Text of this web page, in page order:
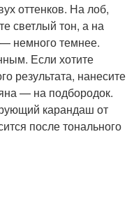
оттенков. На лоб,
светлый тон, а на
немного темнее.
Если хотите
результата, нанесите
— на подбородок.
карандаш от
после тонального